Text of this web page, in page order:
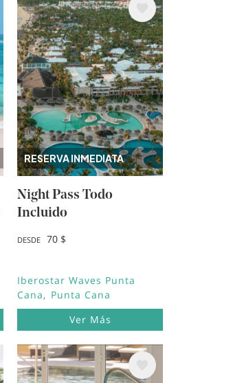
RESERVA INMEDIATA
Image
Night Pass Todo
Incluido
DESDE 70 $
Iberostar Waves Punta
Cana
Punta Cana
Ver Más
Image